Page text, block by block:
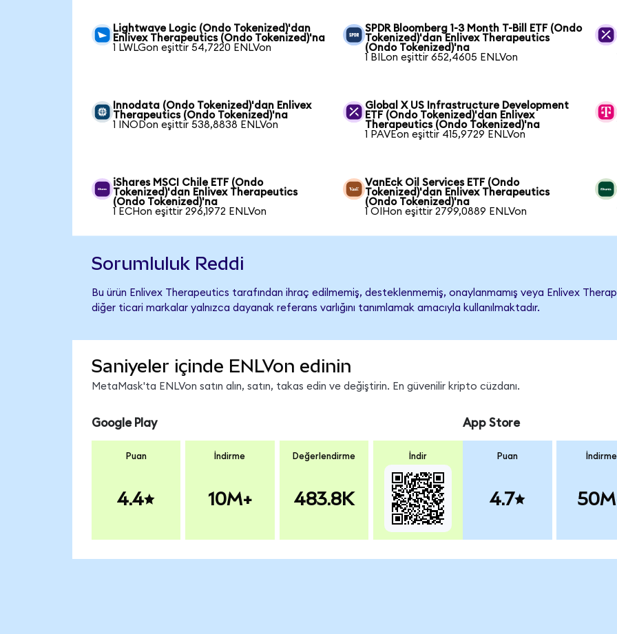
Lightwave Logic (Ondo Tokenized)'dan
Enlivex Therapeutics (Ondo Tokenized)'na
1 LWLGon eşittir 54,7220 ENLVon
SPDR Bloomberg 1-3 Month T-Bill ETF (Ondo
Tokenized)'dan Enlivex Therapeutics
(Ondo Tokenized)'na
1 BILon eşittir 652,4605 ENLVon
Innodata (Ondo Tokenized)'dan Enlivex
Therapeutics (Ondo Tokenized)'na
1 INODon eşittir 538,8838 ENLVon
Global X US Infrastructure Development
ETF (Ondo Tokenized)'dan Enlivex
Therapeutics (Ondo Tokenized)'na
1 PAVEon eşittir 415,9729 ENLVon
iShares MSCI Chile ETF (Ondo
Tokenized)'dan Enlivex Therapeutics
(Ondo Tokenized)'na
1 ECHon eşittir 296,1972 ENLVon
VanEck Oil Services ETF (Ondo
Tokenized)'dan Enlivex Therapeutics
(Ondo Tokenized)'na
1 OIHon eşittir 2799,0889 ENLVon
Sorumluluk Reddi
Bu ürün Enlivex Therapeutics tarafından ihraç edilmemiş, desteklenmemiş, onaylanmamış veya Enlivex
diğer ticari markalar yalnızca dayanak referans varlığını tanımlamak amacıyla kullanılmaktadır.
Saniyeler içinde ENLVon edinin
MetaMask'ta ENLVon satın alın, satın, takas edin ve değiştirin. En güvenilir kripto cüzdanı.
Google Play
Puan
4.4
İndirme
10M+
Değerlendirme
483.8K
İndir
App Store
Puan
4.7
İndirme